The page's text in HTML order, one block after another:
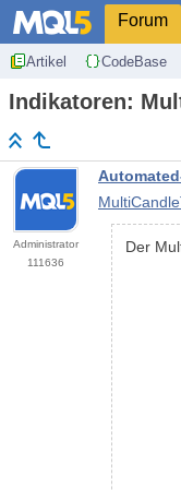
Forum
Artikel CodeBase
Indikatoren:
Administrator
111636
Der